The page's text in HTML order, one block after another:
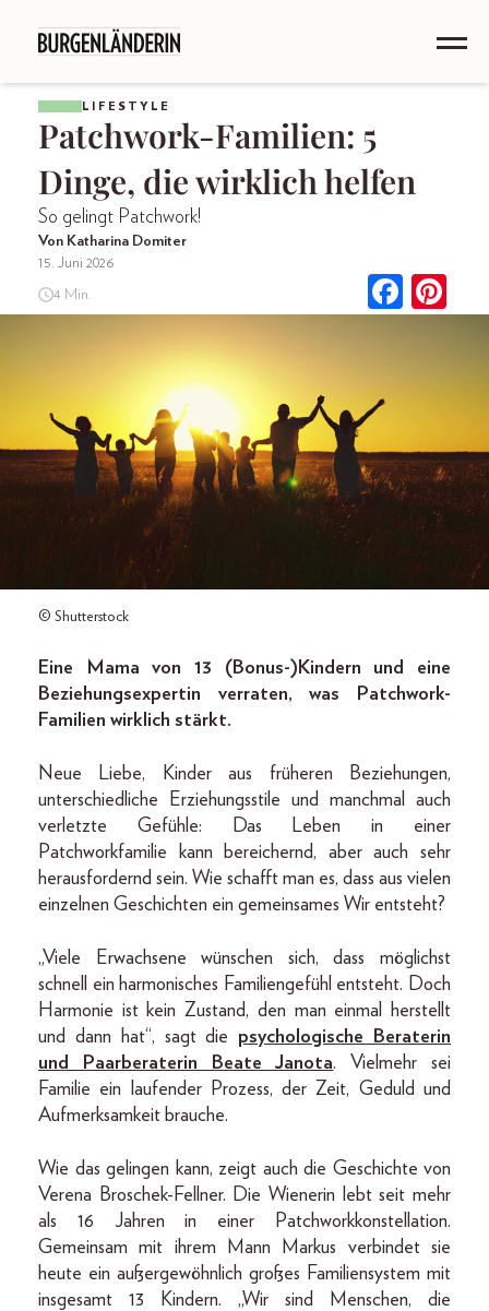
LIFESTYLE
Patchwork-Familien: 5
Dinge, die wirklich helfen
So gelingt Patchwork!
Von Katharina Domiter
15. Juni 2026
4 Min.
© Shutterstock
Eine Mama von 13 (Bonus-)Kindern und eine
Beziehungsexpertin verraten, was Patchwork-
Familien wirklich stärkt.
Neue Liebe, Kinder aus früheren Beziehungen,
unterschiedliche Erziehungsstile und manchmal auch
verletzte Gefühle: Das Leben in einer
Patchworkfamilie kann bereichernd, aber auch sehr
herausfordernd sein. Wie schafft man es, dass aus vielen
einzelnen Geschichten ein gemeinsames Wir entsteht?
„Viele Erwachsene wünschen sich, dass möglichst
schnell ein harmonisches Familiengefühl entsteht. Doch
Harmonie ist kein Zustand, den man einmal herstellt
und dann hat“, sagt die psychologische Beraterin
und Paarberaterin Beate Janota. Vielmehr sei
Familie ein laufender Prozess, der Zeit, Geduld und
Aufmerksamkeit brauche.
Wie das gelingen kann, zeigt auch die Geschichte von
Verena Broschek-Fellner. Die Wienerin lebt seit mehr
als 16 Jahren in einer Patchworkkonstellation.
Gemeinsam mit ihrem Mann Markus verbindet sie
heute ein außergewöhnlich großes Familiensystem mit
insgesamt 13 Kindern. „Wir sind Menschen, die